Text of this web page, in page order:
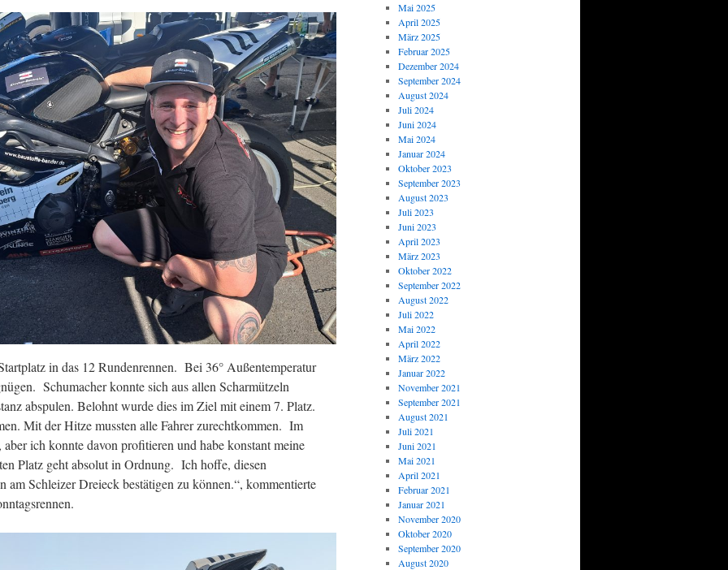
in das 12 Rundenrennen. Bei 36° Außentemperatur
Schumacher konnte sich aus allen Scharmützeln
abspulen. Belohnt wurde dies im Ziel mit einem 7. Platz.
Mit der Hitze mussten alle Fahrer zurechtkommen. Im
ich konnte davon profitieren und habe konstant meine
Platz geht absolut in Ordnung. Ich hoffe, diesen
am Schleizer Dreieck bestätigen zu können.“, kommentierte
Mai 2025
April 2025
März 2025
Februar 2025
Dezember 2024
September 2024
August 2024
Juli 2024
Juni 2024
Mai 2024
Januar 2024
Oktober 2023
September 2023
August 2023
Juli 2023
Juni 2023
April 2023
März 2023
Oktober 2022
September 2022
August 2022
Juli 2022
Mai 2022
April 2022
März 2022
Januar 2022
November 2021
September 2021
August 2021
Juli 2021
Juni 2021
Mai 2021
April 2021
Februar 2021
Januar 2021
November 2020
Oktober 2020
September 2020
August 2020